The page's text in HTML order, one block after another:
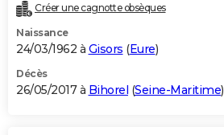
Créer une cagnotte obsèques
Naissance
24/03/1962 à Gisors (Eure)
Décès
26/05/2017 à Bihorel (Seine-Maritime)